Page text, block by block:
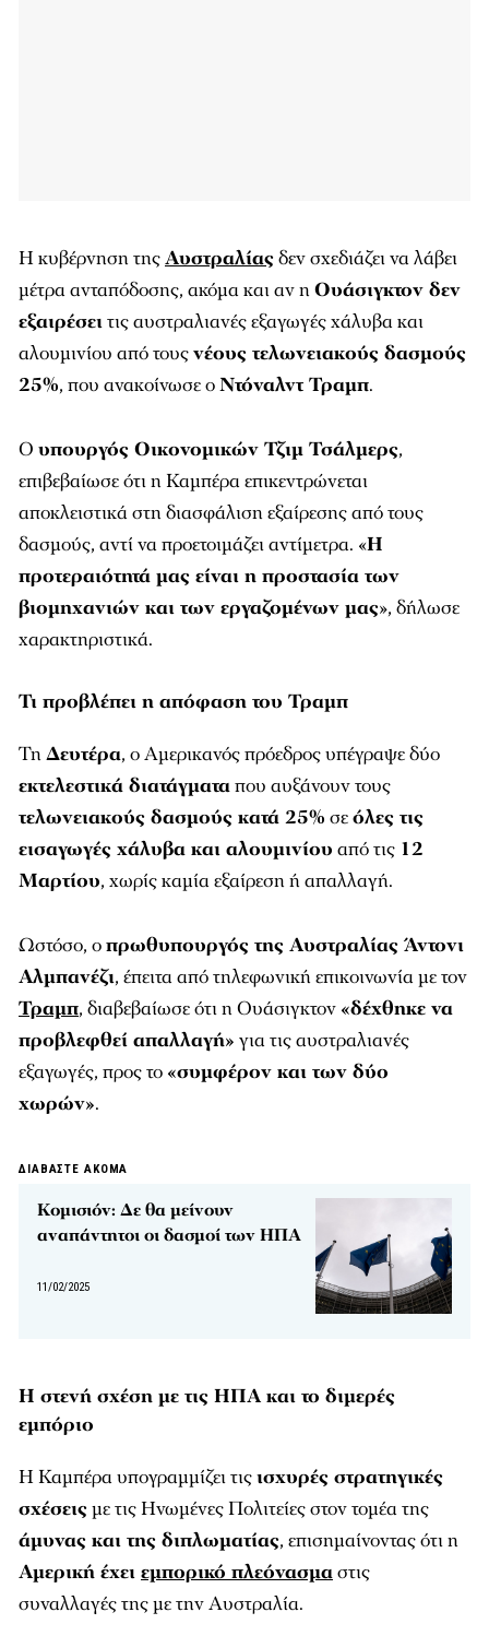
Η κυβέρνηση τηςΑυστραλίαςδεν σχεδιάζει να λάβει
μέτρα ανταπόδοσης, ακόμα και αν ηΟυάσιγκτον δεν
εξαιρέσειτις αυστραλιανές εξαγωγές χάλυβα και
αλουμινίου από τουςνέους τελωνειακούς δασμούς
25%, που ανακοίνωσε οΝτόναλντ Τραμπ.
Ο υπουργός Οικονομικών Τζιμ Τσάλμερς,
επιβεβαίωσε ότι η Καμπέρα επικεντρώνεται
αποκλειστικά στη διασφάλιση εξαίρεσης από τους
δασμούς, αντί να προετοιμάζει αντίμετρα. «Η
προτεραιότητά μας είναι η προστασία των
βιομηχανιών και των εργαζομένων μας», δήλωσε
χαρακτηριστικά.
Τι προβλέπει η απόφαση του Τραμπ
ΤηΔευτέρα, ο Αμερικανός πρόεδρος υπέγραψε δύο
εκτελεστικά διατάγματαπου αυξάνουν τους
τελωνειακούς δασμούς κατά 25% σεόλες τις
εισαγωγές χάλυβα και αλουμινίου από τις 12
Μαρτίου, χωρίς καμία εξαίρεση ή απαλλαγή.
Ωστόσο, οπρωθυπουργός της Αυστραλίας Άντονι
Αλμπανέζι, έπειτα από τηλεφωνική επικοινωνία με τον
Τραμπ, διαβεβαίωσε ότι η Ουάσιγκτον «δέχθηκε να
προβλεφθεί απαλλαγή» για τις αυστραλιανές
εξαγωγές, προς το «συμφέρον και των δύο
χωρών».
ΔΙΑΒΑΣΤΕ ΑΚΟΜΑ
Κομισιόν: Δε θα μείνουν
αναπάντητοι οι δασμοί των ΗΠΑ
11/02/2025
Η στενή σχέση με τις ΗΠΑ και το διμερές
εμπόριο
Η Καμπέρα υπογραμμίζει τιςισχυρές στρατηγικές
σχέσειςμε τις Ηνωμένες Πολιτείες στον τομέα της
άμυνας και της διπλωματίας, επισημαίνοντας ότι η
Αμερική έχει εμπορικό πλεόνασμαστις
συναλλαγές της με την Αυστραλία.